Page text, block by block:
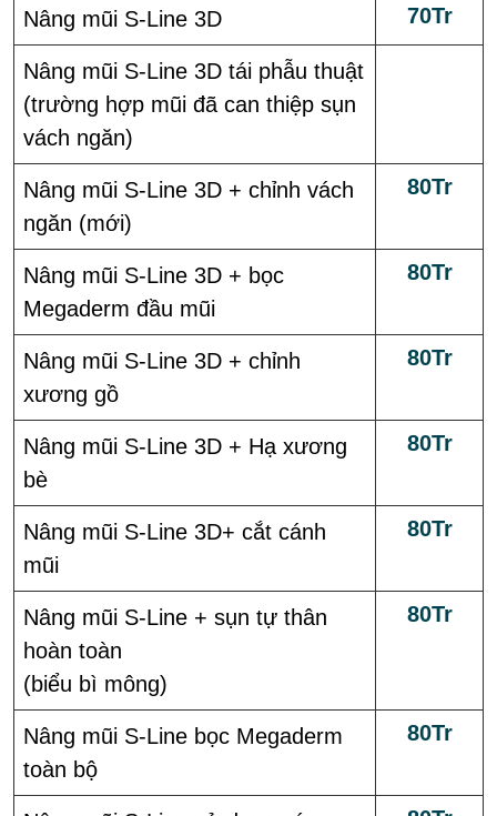
Nâng mũi S-Line 3D 70Tr
Nâng mũi S-Line 3D tái phẫu thuật
(trường hợp mũi đã can thiệp sụn
vách ngăn)
Nâng mũi S-Line 3D + chỉnh vách
ngăn (mới)
80Tr
Nâng mũi S-Line 3D + bọc
Megaderm đầu mũi
80Tr
Nâng mũi S-Line 3D + chỉnh
xương gồ
80Tr
Nâng mũi S-Line 3D + Hạ xương
bè
80Tr
Nâng mũi S-Line 3D+ cắt cánh
mũi
80Tr
Nâng mũi S-Line + sụn tự thân
hoàn toàn
(biểu bì mông)
80Tr
Nâng mũi S-Line bọc Megaderm
toàn bộ
80Tr